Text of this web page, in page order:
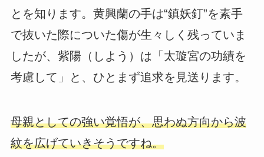
とを知ります。黄興蘭の手は“鎮妖釘”を素手
で抜いた際についた傷が生々しく残っていま
したが、紫陽（しよう）は「太璇宮の功績を
考慮して」と、ひとまず追求を見送ります。
母親としての強い覚悟が、思わぬ方向から波
紋を広げていきそうですね。